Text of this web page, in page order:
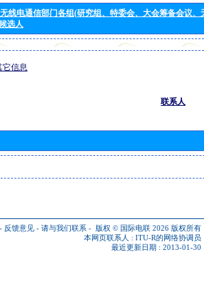
无线电通信部门各组(研究组、特委会、大会筹备会议
选人
它信息
联系人
- 反馈意见 - 请与我们联系 - 版权 © 国际电联 2026 版权所有
本网页联系人 : ITU-R的网络协调员
最近更新日期 : 2013-01-30